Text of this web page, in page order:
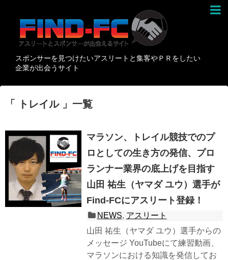
スポンサーを見つけたいアスリートと集客やＰＲをしたい
企業が出会うサイト
「 トレイル 」一覧
マラソン、トレイル競技でのプ
ロとしての生き方の発信、プロ
ランナー業界の底上げを目指す
山田 祐生（ヤマダ ユウ）選手が
Find-FCにアスリート登録！
NEWS, アスリート
山田 祐生（ヤマダ ユウ）選手からの
メッセージ YouTubeにて練習動画、
マラソンにおける知識を発信してお